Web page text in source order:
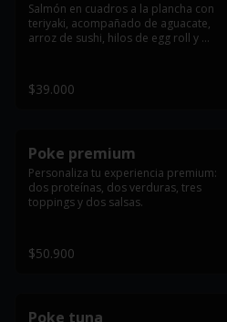
Salmón en cuadros a la plancha con
teriyaki, acompañado de aguacate,
arroz de sushi, hilos de egg roll y
$39.000
Poke premium
Personaliza tu experiencia premium:
dos proteínas, dos verduras, tres
toppings y dos salsas.
$50.900
Poke tuna